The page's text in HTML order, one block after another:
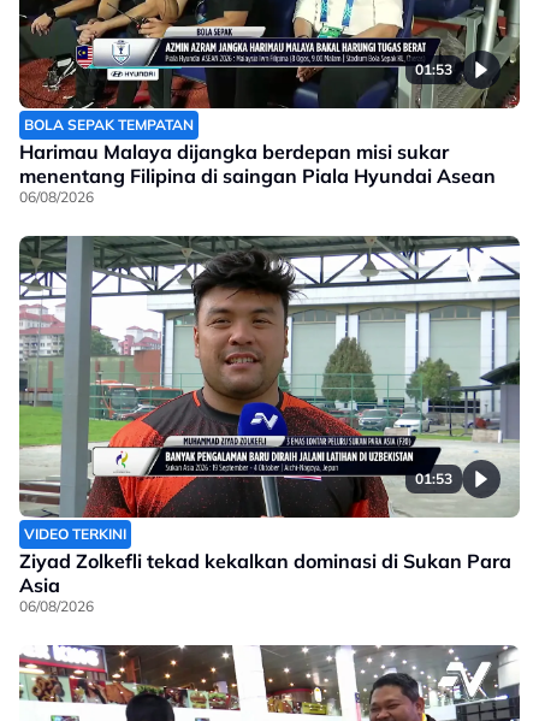
01:53
BOLA SEPAK TEMPATAN
Harimau Malaya dijangka berdepan misi sukar
menentang Filipina di saingan Piala Hyundai Asean
06/08/2026
01:53
VIDEO TERKINI
Ziyad Zolkefli tekad kekalkan dominasi di Sukan Para
Asia
06/08/2026